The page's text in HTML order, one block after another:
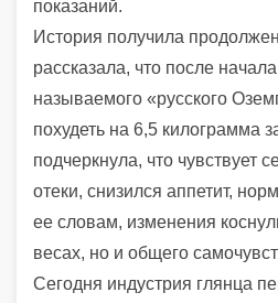
показаний.
История получила
рассказала, что после
называемого «русского
похудеть на 6,5 килограмма
подчеркнула, что чувствует
отеки, снизился аппетит,
ее словам, изменения
весах, но и общего
Сегодня индустрия глянца